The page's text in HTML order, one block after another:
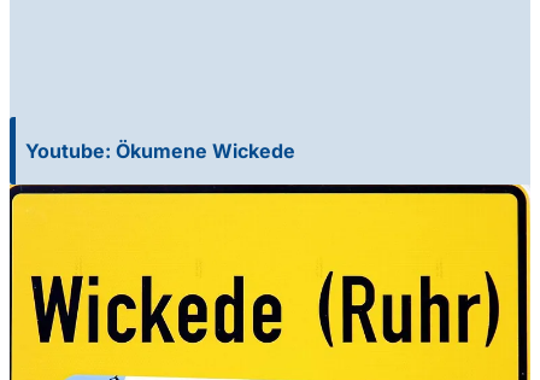
Youtube: Ökumene Wickede